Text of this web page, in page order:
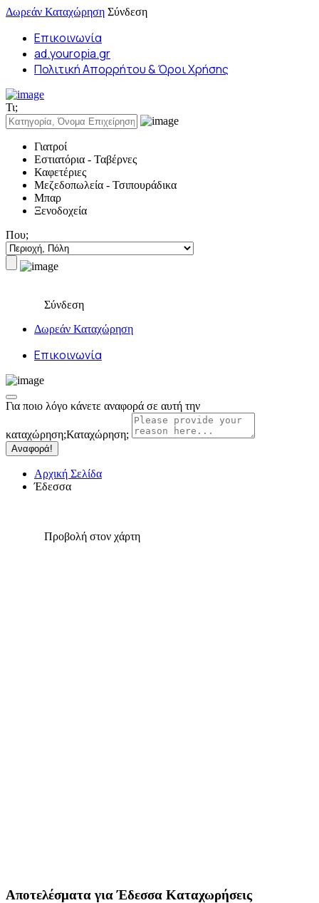
Δωρεάν Καταχώρηση Σύνδεση
Επικοινωνία
ad.youropia.gr
Πολιτική Απορρήτου & Όροι Χρήσης
Τι;
Γιατροί
Εστιατόρια - Ταβέρνες
Καφετέριες
Μεζεδοπωλεία - Τσιπουράδικα
Μπαρ
Ξενοδοχεία
Που;
Σύνδεση
Δωρεάν Καταχώρηση
Επικοινωνία
Για ποιο λόγο κάνετε αναφορά σε αυτή την
καταχώρηση;Καταχώρηση;
Αναφορά!
Αρχική Σελίδα
Έδεσσα
Προβολή στον χάρτη
Αποτελέσματα γιαΈδεσσα Καταχωρήσεις